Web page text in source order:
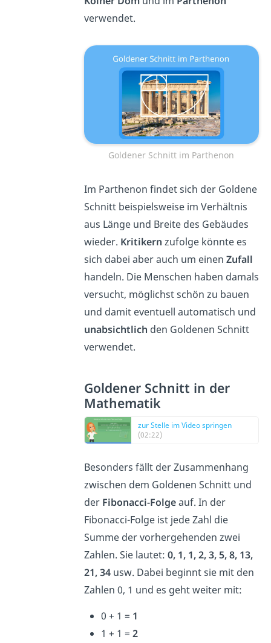
verwendet.
Goldener Schnitt im Parthenon
Im Parthenon findet sich der Goldene
Schnitt beispielsweise im Verhältnis
aus Länge und Breite des Gebäudes
wieder. Kritikern zufolge könnte es
sich dabei aber auch um einen Zufall
handeln. Die Menschen haben damals
versucht, möglichst schön zu bauen
und damit eventuell automatisch und
unabsichtlich den Goldenen Schnitt
verwendet.
Goldener Schnitt in der
Mathematik
zur Stelle im Video springen
(02:22)
Besonders fällt der Zusammenhang
zwischen dem Goldenen Schnitt und
der Fibonacci-Folgeauf. In der
Fibonacci-Folge ist jede Zahl die
Summe der vorhergehenden zwei
Zahlen. Sie lautet: 0, 1, 1, 2, 3, 5, 8, 13,
21, 34usw. Dabei beginnt sie mit den
Zahlen 0, 1 und es geht weiter mit:
0 + 1 = 1
1 + 1 = 2